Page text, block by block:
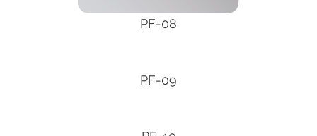
PF-08
PF-09